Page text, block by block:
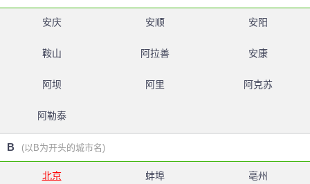
安庆 安顺 安阳
鞍山 阿拉善 安康
阿坝 阿里 阿克苏
阿勒泰
B (以B为开头的城市名)
北京 蚌埠 亳州